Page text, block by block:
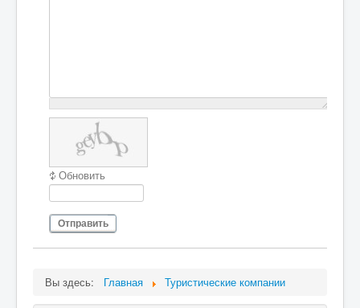
Обновить
Отправить
Вы здесь: Главная Туристические компании